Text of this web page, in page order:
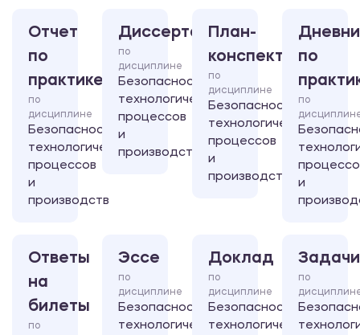
Отчет
по
практике
по
дисциплине
Безопасность
технологических
процессов
и
производств
Диссертация
по
дисциплине
Безопасность
технологических
процессов
и
производств
План-
конспект
по
дисциплине
Безопасность
технологических
процессов
и
производств
по
по
и
Ответы
на
билеты
по
Эссе
по
дисциплине
Безопасность
технологических
Доклад
по
дисциплине
Безопасность
технологических
Задачи
по